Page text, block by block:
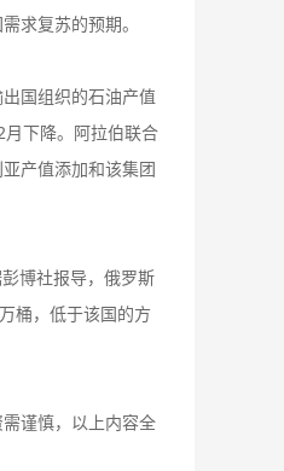
求复苏的预期。
国组织的石油产值
下降。阿拉伯联合
产值添加和该集团
博社报导，俄罗斯
桶，低于该国的方
需谨慎，以上内容全